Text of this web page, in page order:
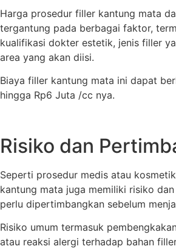
Harga prosedur filler kantung mata
tergantung pada berbagai faktor,
kualifikasi dokter estetik, jenis filler
area yang akan diisi.
Biaya filler kantung mata ini dapat
hingga Rp6 Juta /cc nya.
Risiko dan
Seperti prosedur medis atau
kantung mata juga memiliki risiko
perlu dipertimbangkan sebelum
Risiko umum termasuk
atau reaksi alergi terhadap bahan